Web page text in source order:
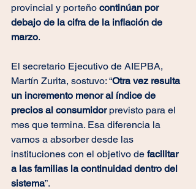
provincial y porteño continúan por
debajo de la cifra de la inflación de
marzo.
El secretario Ejecutivo de AIEPBA,
Martín Zurita, sostuvo: “Otra vez resulta
un incremento menor al índice de
precios al consumidor previsto para el
mes que termina. Esa diferencia la
vamos a absorber desde las
instituciones con el objetivo de facilitar
a las familias la continuidad dentro del
sistema”.